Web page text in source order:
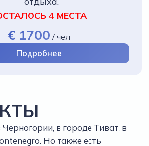
4 МЕСТА
€ 1700 /чел
Подробнее
в городе Тиват, в
Но также есть